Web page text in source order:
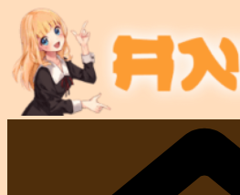
Passer
contenu